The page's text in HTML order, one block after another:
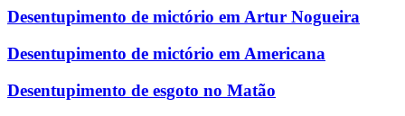
Desentupimento de mictório em Artur Nogueira
Desentupimento de mictório em Americana
Desentupimento de esgoto no Matão